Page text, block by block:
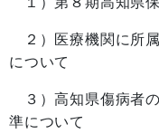
２）医療機関に所
について
３）高知県傷病者
準について